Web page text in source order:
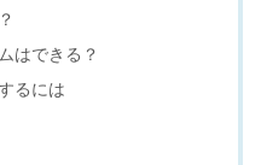
はできる？
るには